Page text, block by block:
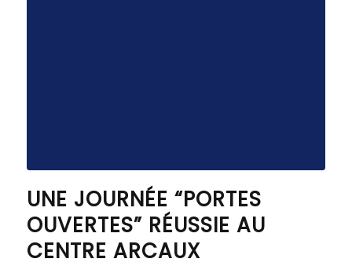
UNE JOURNÉE “PORTES
OUVERTES” RÉUSSIE AU
CENTRE ARCAUX